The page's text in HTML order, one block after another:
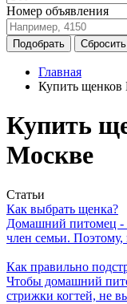
Номер объявления
Главная
Купить щенков
Купить
Москве
Статьи
Как выбрать щенка?
Домашний питомец -
член семьи. Поэтому,
Как правильно
Чтобы домашний
стрижки когтей, не